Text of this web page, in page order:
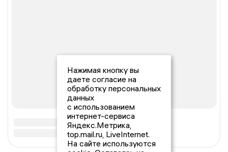
Нажимая кнопку вы
даете согласие на
обработку персональных
данных
с использованием
интернет-сервиса
Яндекс.Метрика,
top.mail.ru, LiveInternet.
На сайте используются